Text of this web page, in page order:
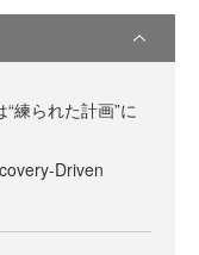
練られた計画”に
Driven